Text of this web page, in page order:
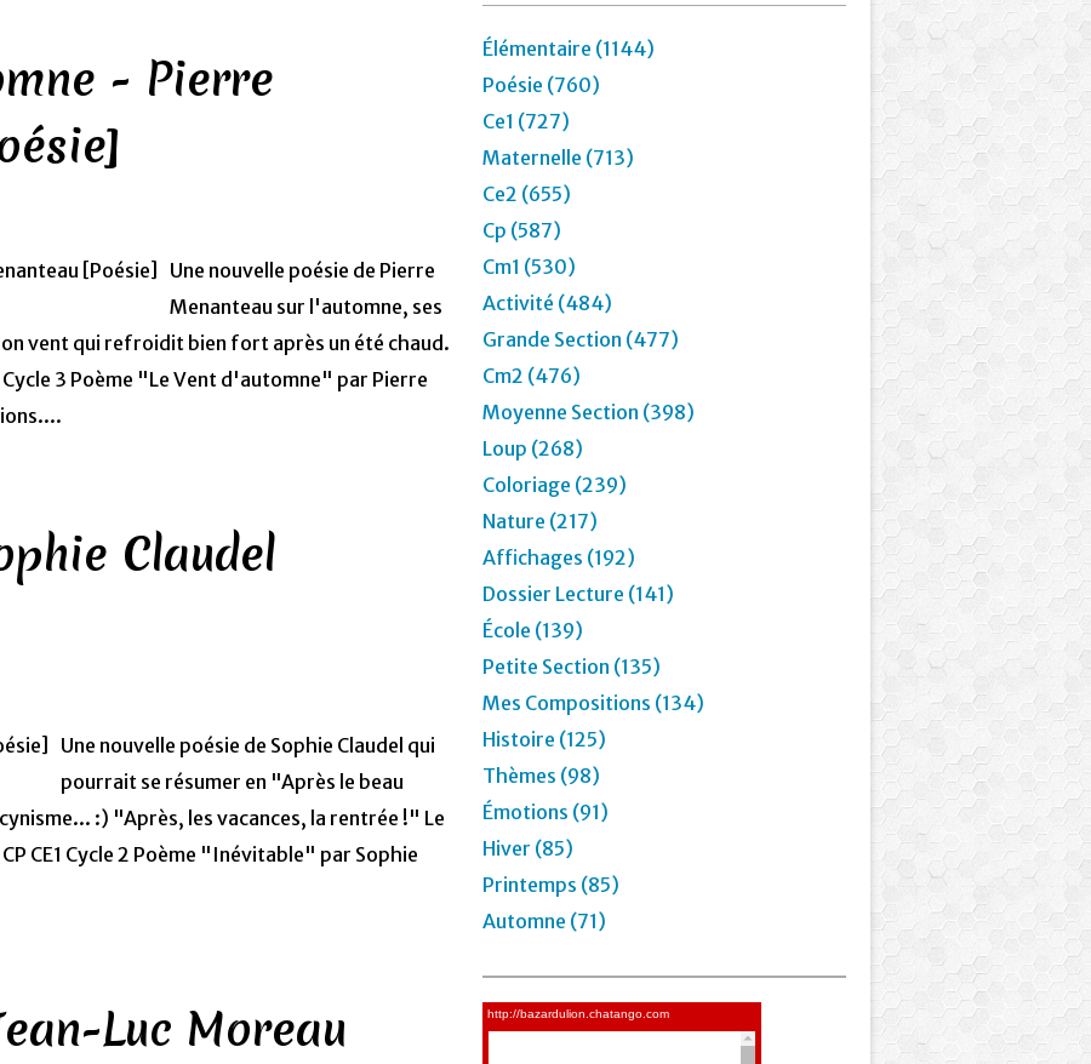
- Pierre
Une nouvelle poésie de Pierre
Menanteau sur l'automne, ses
vent qui refroidit bien fort après un été chaud.
Cycle 3 Poème "Le Vent d'automne" par Pierre
Claudel
Une nouvelle poésie de Sophie Claudel qui
pourrait se résumer en "Après le beau
:) "Après, les vacances, la rentrée !" Le
CE1 Cycle 2 Poème "Inévitable" par Sophie
Luc Moreau
Élémentaire (1144)
Poésie (760)
Ce1 (727)
Maternelle (713)
Ce2 (655)
Cp (587)
Cm1 (530)
Activité (484)
Grande Section (477)
Cm2 (476)
Moyenne Section (398)
Loup (268)
Coloriage (239)
Nature (217)
Affichages (192)
Dossier Lecture (141)
École (139)
Petite Section (135)
Mes Compositions (134)
Histoire (125)
Thèmes (98)
Émotions (91)
Hiver (85)
Printemps (85)
Automne (71)